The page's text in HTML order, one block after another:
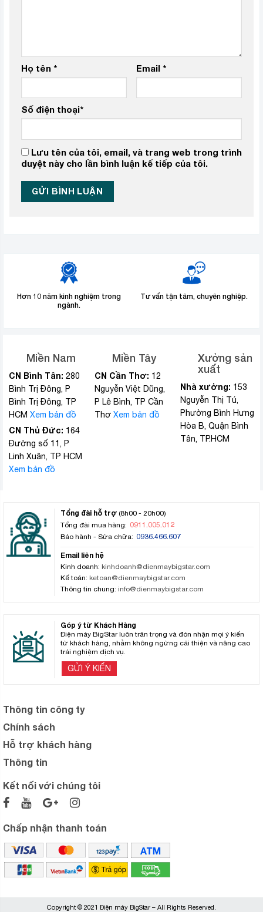
Họ tên * Email *
Số điện thoại*
Lưu tên của tôi, email, và trang web trong trình
duyệt này cho lần bình luận kế tiếp của tôi.
Hơn 10 năm kinh nghiệm trong
ngành.
Tư vấn tận tâm, chuyên nghiệp.
Miền Nam
CN Bình Tân: 280
Bình Trị Đông, P
Bình Trị Đông, TP
HCM Xem bản đồ
CN Thủ Đức: 164
Đường số 11, P
Linh Xuân, TP HCM
Xem bản đồ
Miền Tây
CN Cần Thơ: 12
Nguyễn Việt Dũng,
P Lê Bình, TP Cần
Thơ Xem bản đồ
Xưởng sản
xuất
Nhà xưởng: 153
Nguyễn Thị Tú,
Phường Bình Hưng
Hòa B, Quận Bình
Tân, TP.HCM
Tổng đài hỗ trợ (8h00 - 20h00)
Tổng đài mua hàng: 0911.005.012
Bảo hành - Sửa chữa: 0936.466.607
Email liên hệ
Kinh doanh: kinhdoanh@dienmaybigstar.com
Kế toán: ketoan@dienmaybigstar.com
Thông tin chung: info@dienmaybigstar.com
Góp ý từ Khách Hàng
Điện máy BigStar luôn trân trọng và đón nhận mọi ý kiến
từ khách hàng, nhằm không ngừng cải thiện và nâng cao
trải nghiệm dịch vụ.
GỬI Ý KIẾN
Thông tin công ty
Chính sách
Hỗ trợ khách hàng
Thông tin
Kết nối với chúng tôi
Chấp nhận thanh toán
Copyright © 2021 Điện máy BigStar – All Rights Reserved.